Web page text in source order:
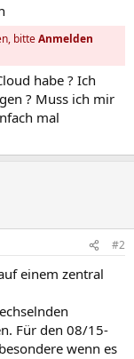
bitteAnmelden
habe ? Ich
? Muss ich mir
mal
#2
einem zentral
Für den 08/15-
wenn es